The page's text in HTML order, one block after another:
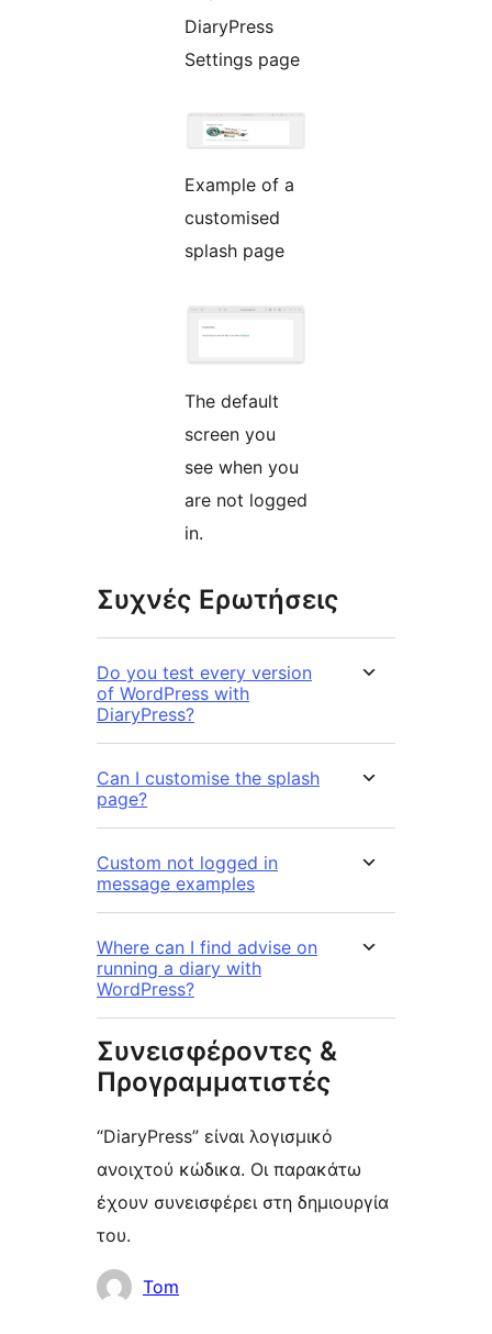
DiaryPress
Settings page
Example of a
customised
splash page
The default
screen you
see when you
are not logged
in.
Συχνές Ερωτήσεις
Do you test every version
of WordPress with
DiaryPress?
Can I customise the splash
page?
Custom not logged in
message examples
Where can I find advise on
running a diary with
WordPress?
Συνεισφέροντες &
Προγραμματιστές
“DiaryPress” είναι λογισμικό
ανοιχτού κώδικα. Οι παρακάτω
έχουν συνεισφέρει στη δημιουργία
του.
Συντελεστές
Tom